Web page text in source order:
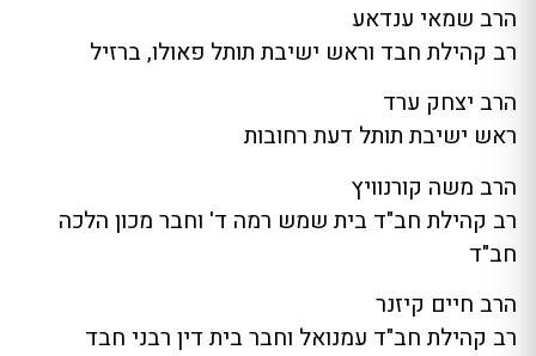
הרב שמאי ענדאע
רב קהילת חבד וראש ישיבת תותל פאולו, ברזיל
הרב יצחק ערד
ראש ישיבת תותל דעת רחובות
הרב משה קורנוויץ
רב קהילת חב"ד בית שמש רמה ד' וחבר מכון הלכה
חב"ד
הרב חיים קיזנר
רב קהילת חב"ד עמנואל וחבר בית דין רבני חבד